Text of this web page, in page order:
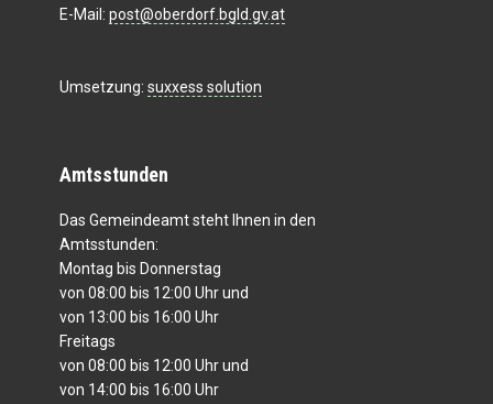
E-Mail: post@oberdorf.bgld.gv.at
Umsetzung: suxxess solution
Amtsstunden
Das Gemeindeamt steht Ihnen in den
Amtsstunden:
Montag bis Donnerstag
von 08:00 bis 12:00 Uhr und
von 13:00 bis 16:00 Uhr
Freitags
von 08:00 bis 12:00 Uhr und
von 14:00 bis 16:00 Uhr